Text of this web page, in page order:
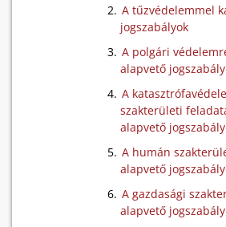
A tűzvédelemmel
jogszabályok
A polgári
alapvető
A
szakterületi
alapvető
A humán
alapvető
A gazdasági
alapvető